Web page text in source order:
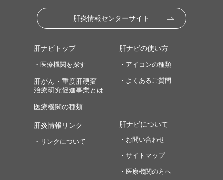
肝炎情報センターサイト
肝ナビトップ
・医療機関を探す
肝がん・重度肝硬変
治療研究促進事業とは
医療機関の種類
肝ナビの使い方
・アイコンの種類
・よくあるご質問
肝炎情報リンク
・リンクについて
肝ナビについて
・お問い合わせ
・サイトマップ
・医療機関の方へ